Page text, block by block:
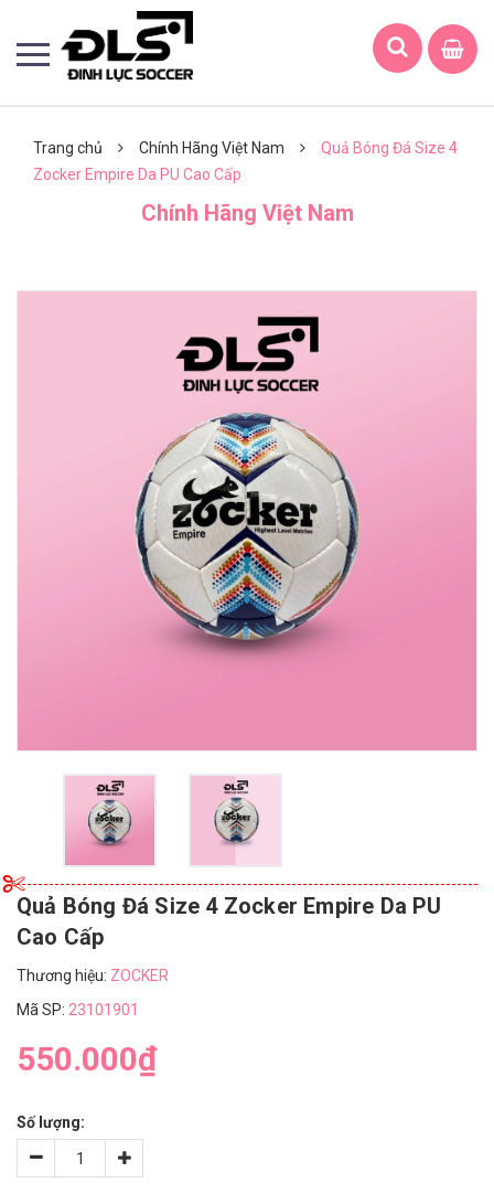
Trang chủ Chính Hãng Việt Nam
Quả Bóng Đá Size 4
Zocker Empire Da PU Cao Cấp
Chính Hãng Việt Nam
Quả Bóng Đá Size 4 Zocker Empire Da PU
Cao Cấp
Thương hiệu: ZOCKER
Mã SP: 23101901
550.000₫
Số lượng: